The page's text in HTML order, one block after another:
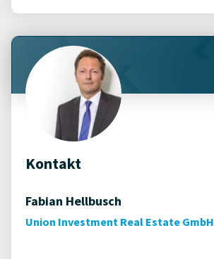
Kontakt
Fabian Hellbusch
Union Investment Real Estate GmbH